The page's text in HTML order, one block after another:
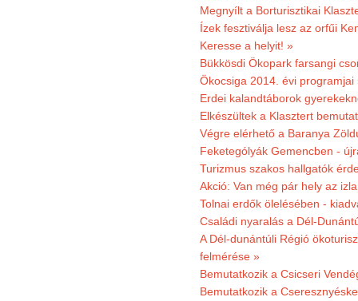
Megnyílt a Borturisztikai
Ízek fesztiválja lesz az orfűi
Keresse a helyit! »
Bükkösdi Ökopark farsangi
Ökocsiga 2014. évi programjai
Erdei kalandtáborok
Elkészültek a Klasztert
Végre elérhető a Baranya
Feketególyák Gemencben -
Turizmus szakos hallgatók
Akció: Van még pár hely az
Tolnai erdők ölelésében -
Családi nyaralás a Dél-
A Dél-dunántúli Régió
felmérése »
Bemutatkozik a Csicseri
Bemutatkozik a